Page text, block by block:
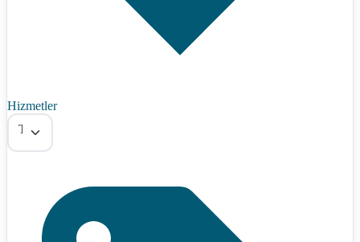
Hizmetler
Tümü